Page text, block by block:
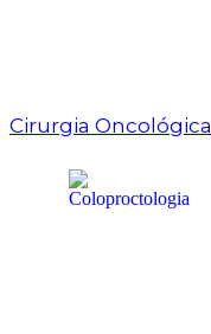
Cirurgia Oncológica